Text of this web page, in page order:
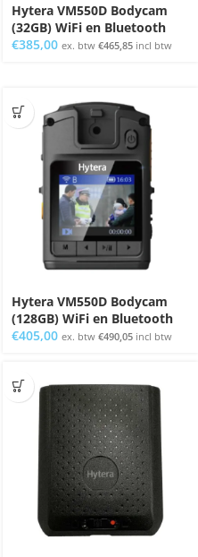
Hytera VM550D Bodycam
(32GB) WiFi en Bluetooth
€385,00 ex. btw €465,85 incl btw
Hytera VM550D Bodycam
(128GB) WiFi en Bluetooth
€405,00 ex. btw €490,05 incl btw